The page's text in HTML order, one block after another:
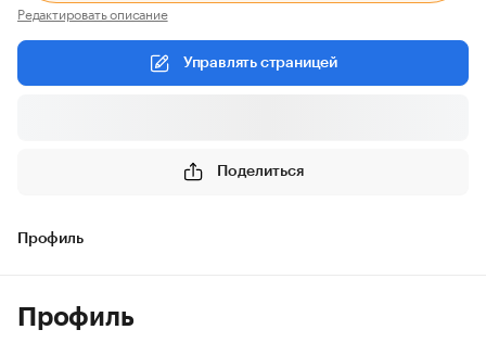
Редактировать описание
Управлять страницей
Поделиться
Профиль
Профиль